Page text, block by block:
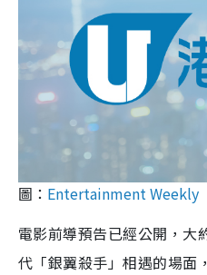
圖： Entertainment Weekly
電影前導預告已經公開，大
代「銀翼殺手」相遇的場面